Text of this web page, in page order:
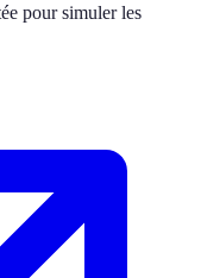
pour simuler les